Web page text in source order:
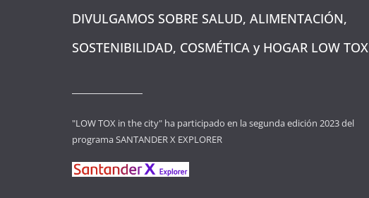
DIVULGAMOS SOBRE SALUD, ALIMENTACIÓN,
SOSTENIBILIDAD, COSMÉTICA y HOGAR LOW TOX
"LOW TOX in the city" ha participado en la segunda edición 2023 del
programa SANTANDER X EXPLORER